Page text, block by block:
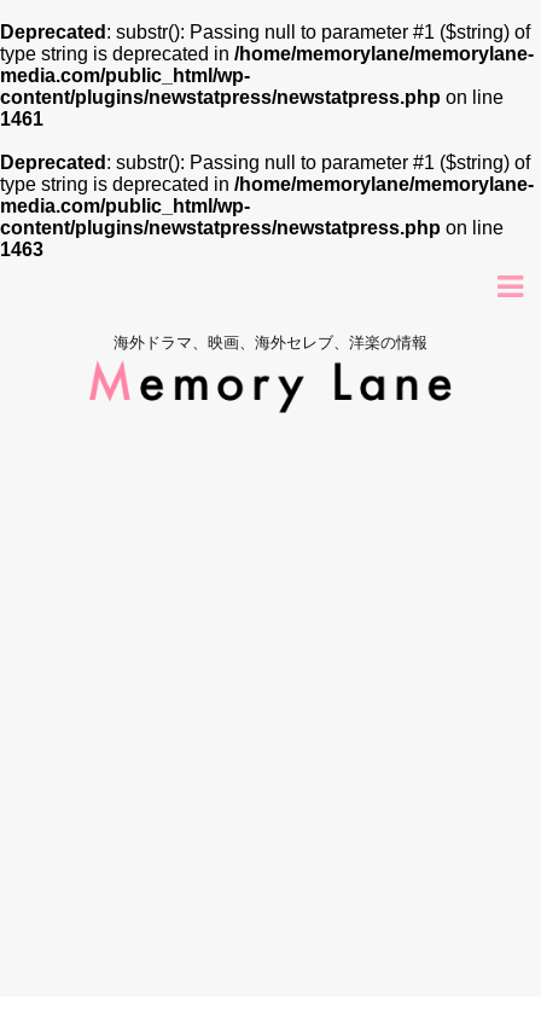
Deprecated : substr(): Passing null to parameter #1 ($string) of
type string is deprecated in /home/memorylane/memorylane-
media.com/public_html/wp-
content/plugins/newstatpress/newstatpress.php on line
1461
Deprecated : substr(): Passing null to parameter #1 ($string) of
type string is deprecated in /home/memorylane/memorylane-
media.com/public_html/wp-
content/plugins/newstatpress/newstatpress.php on line
1463
海外ドラマ、映画、海外セレブ、洋楽の情報